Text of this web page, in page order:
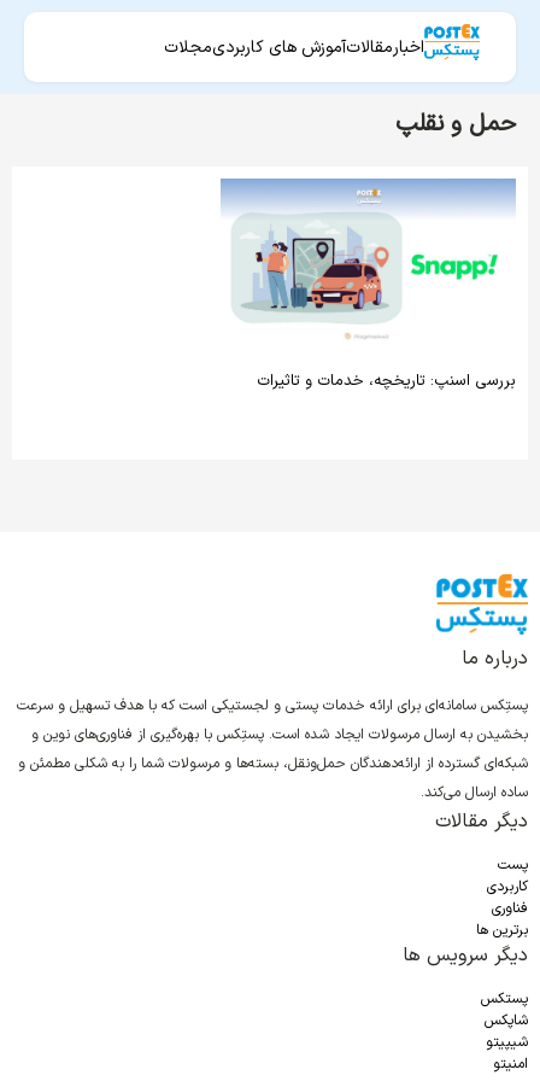
اخبارمقالاتآموزش های کاربردیمجلات
حمل و نقلپ
بررسی اسنپ: تاریخچه، خدمات و تاثیرات
درباره ما
پستِکس سامانه‌ای برای ارائه خدمات پستی و لجستیکی است که با هدف تسهیل و سرعت
بخشیدن به ارسال مرسولات ایجاد شده است. پستِکس با بهره‌گیری از فناوری‌های نوین و
شبکه‌ای گسترده از ارائه‌دهندگان حمل‌ونقل، بسته‌ها و مرسولات شما را به شکلی مطمئن و
ساده ارسال می‌کند.
دیگر مقالات
پست
کاربردی
فناوری
برترین ها
دیگر سرویس ها
پستکس
شاپکس
شیپیتو
امنیتو